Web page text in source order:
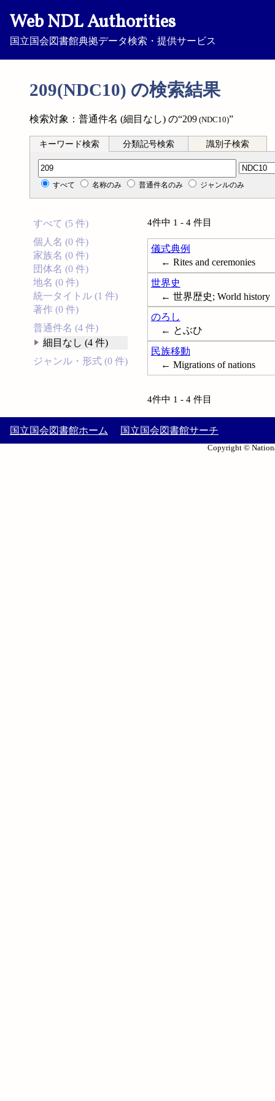
Web NDL Authorities
国立国会図書館典拠データ検索・提供サービス
209(NDC10) の検索結果
検索対象：普通件名 (細目なし) の“209 (NDC10)”
キーワード検索 分類記号検索 識別子検索
分類記号検索
すべて 名称のみ 普通件名のみ ジャンルのみ
すべて (5 件)
個人名 (0 件)
家族名 (0 件)
団体名 (0 件)
地名 (0 件)
統一タイトル (1 件)
著作 (0 件)
普通件名 (4 件)
細目なし (4 件)
ジャンル・形式 (0 件)
4件中 1 - 4 件目
儀式典例
← Rites and ceremonies
世界史
← 世界歴史; World history
のろし
← とぶひ
民族移動
← Migrations of nations
4件中 1 - 4 件目
国立国会図書館ホーム 国立国会図書館サーチ
Copyright ©